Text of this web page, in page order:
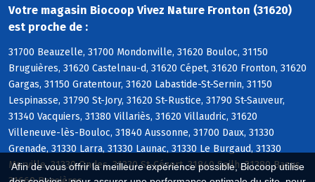
Afin de vous offrir la meilleure expérience possible, Biocoop utilise
Votre magasin Biocoop Vivez Nature Fronton (31620)
est proche de :
31700 Beauzelle, 31700 Mondonville, 31620 Bouloc, 31150
Bruguières, 31620 Castelnau-d, 31620 Cépet, 31620 Fronton, 31620
Gargas, 31150 Gratentour, 31620 Labastide-St-Sernin, 31150
Lespinasse, 31790 St-Jory, 31620 St-Rustice, 31790 St-Sauveur,
31340 Vacquiers, 31380 Villariès, 31620 Villaudric, 31620
Villeneuve-lès-Bouloc, 31840 Aussonne, 31700 Daux, 31330
Grenade, 31330 Larra, 31330 Launac, 31330 Le Burgaud, 31330
Merville, 31330 Ondes, 31330 St-Cézert, 31840 Seilh, 31380 Bazus,